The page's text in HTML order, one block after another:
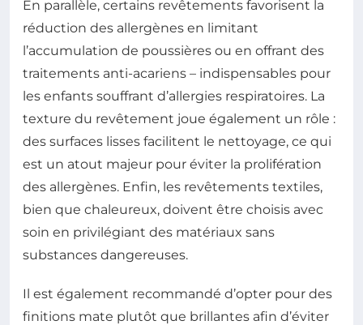
En parallèle, certains revêtements favorisent la
réduction des allergènes en limitant
l’accumulation de poussières ou en offrant des
traitements anti-acariens – indispensables pour
les enfants souffrant d’allergies respiratoires. La
texture du revêtement joue également un rôle :
des surfaces lisses facilitent le nettoyage, ce qui
est un atout majeur pour éviter la prolifération
des allergènes. Enfin, les revêtements textiles,
bien que chaleureux, doivent être choisis avec
soin en privilégiant des matériaux sans
substances dangereuses.
Il est également recommandé d’opter pour des
finitions mate plutôt que brillantes afin d’éviter